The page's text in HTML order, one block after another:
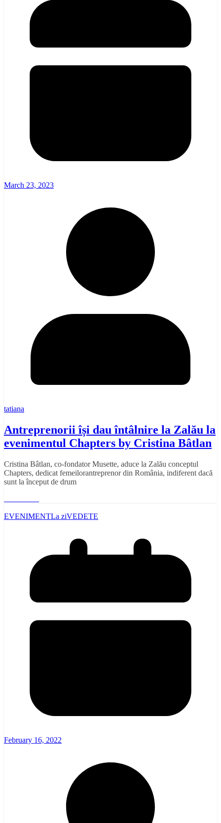
March 23, 2023
tatiana
Antreprenorii își dau întâlnire la Zalău la
evenimentul Chapters by Cristina Bâtlan
Cristina Bâtlan, co-fondator Musette, aduce la Zalău conceptul
Chapters, dedicat femeilorantreprenor din România, indiferent dacă
sunt la început de drum
EVENIMENTLa ziVEDETE
February 16, 2022